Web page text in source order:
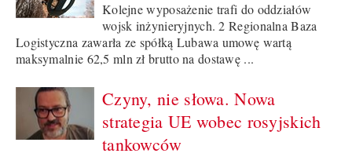
Kolejne wyposażenie trafi do oddziałów
wojsk inżynieryjnych. 2 Regionalna Baza
Logistyczna zawarła ze spółką Lubawa umowę wartą
maksymalnie 62,5 mln zł brutto na dostawę ...
Czyny, nie słowa. Nowa
strategia UE wobec rosyjskich
tankowców